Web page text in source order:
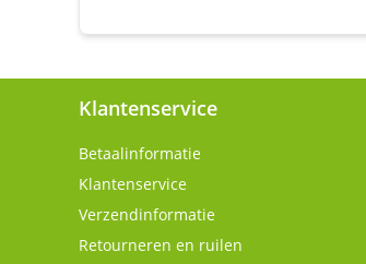
Klantenservice
Betaalinformatie
Klantenservice
Verzendinformatie
Retourneren en ruilen